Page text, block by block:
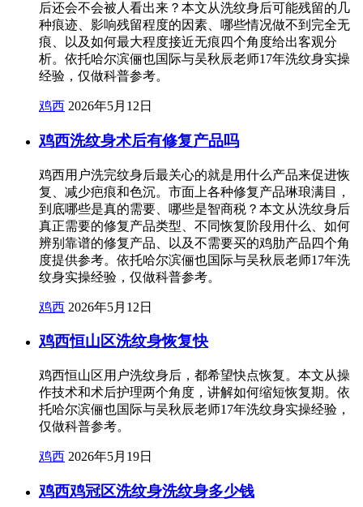
后还会不会被人看出来？本文从洗纹身后可能残留的几
种痕迹、影响残留程度的因素、哪些情况做不到完全无
痕、以及如何最大程度接近无痕四个角度给出客观分
析。依托哈尔滨俪也国际与吴秋辰老师17年洗纹身实操
经验，仅做科普参考。
鸡西 2026年5月12日
鸡西洗纹身术后有修复产品吗
鸡西用户洗完纹身后最关心的就是用什么产品来促进恢
复、减少疤痕和色沉。市面上各种修复产品琳琅满目，
到底哪些是真的需要、哪些是智商税？本文从洗纹身后
真正需要的修复产品类型、不同恢复阶段用什么、如何
辨别靠谱的修复产品、以及不需要买的鸡肋产品四个角
度提供参考。依托哈尔滨俪也国际与吴秋辰老师17年洗
纹身实操经验，仅做科普参考。
鸡西 2026年5月12日
鸡西恒山区洗纹身恢复快
鸡西恒山区用户洗纹身后，都希望快点恢复。本文从操
作技术和术后护理两个角度，讲解如何缩短恢复期。依
托哈尔滨俪也国际与吴秋辰老师17年洗纹身实操经验，
仅做科普参考。
鸡西 2026年5月19日
鸡西鸡冠区洗纹身洗纹身多少钱